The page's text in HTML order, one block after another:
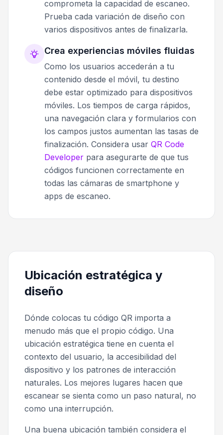
comprometa la capacidad de escaneo.
Prueba cada variación de diseño con
varios dispositivos antes de finalizarla.
Crea experiencias móviles fluidas
Como los usuarios accederán a tu
contenido desde el móvil, tu destino
debe estar optimizado para dispositivos
móviles. Los tiempos de carga rápidos,
una navegación clara y formularios con
los campos justos aumentan las tasas de
finalización. Considera usar QR Code
Developer para asegurarte de que tus
códigos funcionen correctamente en
todas las cámaras de smartphone y
apps de escaneo.
Ubicación estratégica y
diseño
Dónde colocas tu código QR importa a
menudo más que el propio código. Una
ubicación estratégica tiene en cuenta el
contexto del usuario, la accesibilidad del
dispositivo y los patrones de interacción
naturales. Los mejores lugares hacen que
escanear se sienta como un paso natural, no
como una interrupción.
Una buena ubicación también considera el